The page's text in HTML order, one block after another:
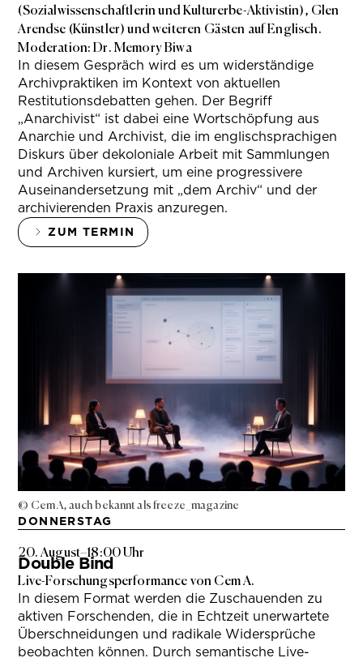
(Sozialwissenschaftlerin und Kulturerbe-Aktivistin), Glen
Arendse (Künstler) und weiteren Gästen auf Englisch.
Moderation: Dr. Memory Biwa
In diesem Gespräch wird es um widerständige
Archivpraktiken im Kontext von aktuellen
Restitutionsdebatten gehen. Der Begriff
„Anarchivist“ ist dabei eine Wortschöpfung aus
Anarchie und Archivist, die im englischsprachigen
Diskurs über dekoloniale Arbeit mit Sammlungen
und Archiven kursiert, um eine progressivere
Auseinandersetzung mit „dem Archiv“ und der
archivierenden Praxis anzuregen.
ZUM TERMIN
© Cem A, auch bekannt als freeze_magazine
DONNERSTAG
20. August–18:00 Uhr
Double Bind
Live-Forschungsperformance von Cem A.
In diesem Format werden die Zuschauenden zu
aktiven Forschenden, die in Echtzeit unerwartete
Überschneidungen und radikale Widersprüche
beobachten können. Durch semantische Live-